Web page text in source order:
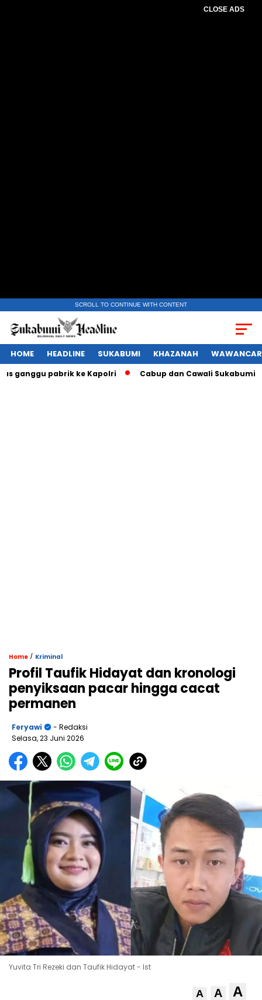
CLOSE ADS
SCROLL TO CONTINUE WITH CONTENT
HOME HEADLINE SUKABUMI KHAZANAH
pabrik ke Kapolri Cabup dan Cawali Sukabumi terpilih
Home / Kriminal
Profil Taufik Hidayat dan kronologi
penyiksaan pacar hingga cacat
permanen
Feryawi
- Redaksi
Selasa, 23 Juni 2026
Yuvita Tri Rezeki dan Taufik Hidayat - Ist
A A A